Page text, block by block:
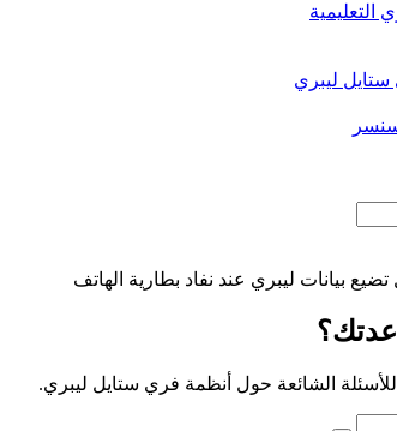
التعليمية
ليبري
بيانات ليبري عند نفاد بطارية الهاتف
الشائعة حول أنظمة فري ستايل ليبري.